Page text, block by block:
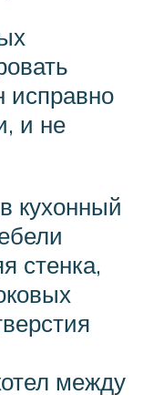
исправно
и не
кухонный
стенка,
между